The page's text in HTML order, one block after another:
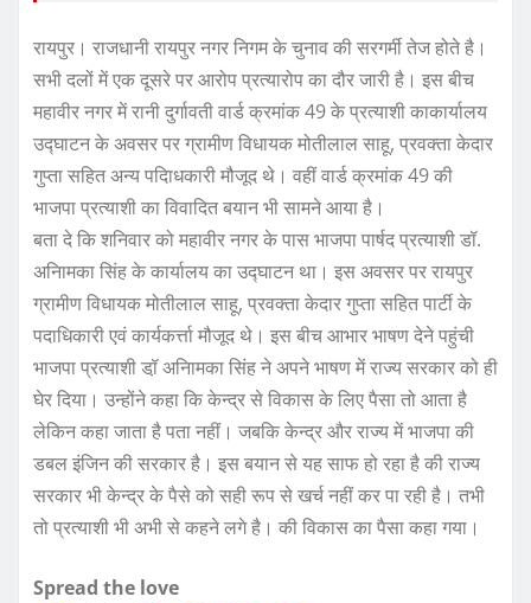
रायपुर। राजधानी रायपुर नगर निगम के चुनाव की सरगर्मी तेज होते है।
सभी दलों में एक दूसरे पर आरोप प्रत्यारोप का दौर जारी है। इस बीच
महावीर नगर में रानी दुर्गावती वार्ड क्रमांक 49 के प्रत्याशी काकार्यालय
उद्घाटन के अवसर पर ग्रामीण विधायक मोतीलाल साहू, प्रवक्ता केदार
गुप्ता सहित अन्य पदािधकारी मौजूद थे। वहीं वार्ड क्रमांक 49 की
भाजपा प्रत्याशी का विवादित बयान भी सामने आया है।
बता दे कि शनिवार को महावीर नगर के पास भाजपा पार्षद प्रत्याशी डॉ.
अनािमका सिंह के कार्यालय का उद्घाटन था। इस अवसर पर रायपुर
ग्रामीण विधायक मोतीलाल साहू, प्रवक्ता केदार गुप्ता सहित पार्टी के
पदाधिकारी एवं कार्यकर्त्ता मौजूद थे। इस बीच आभार भाषण देने पहुंची
भाजपा प्रत्याशी डॉ़ अनािमका सिंह ने अपने भाषण में राज्य सरकार को ही
घेर दिया। उन्होंने कहा कि केन्द्र से विकास के लिए पैसा तो आता है
लेकिन कहा जाता है पता नहीं। जबकि केन्द्र और राज्य में भाजपा की
डबल इंजिन की सरकार है। इस बयान से यह साफ हो रहा है की राज्य
सरकार भी केन्द्र के पैसे को सही रूप से खर्च नहीं कर पा रही है। तभी
तो प्रत्याशी भी अभी से कहने लगे है। की विकास का पैसा कहा गया।
Spread the love